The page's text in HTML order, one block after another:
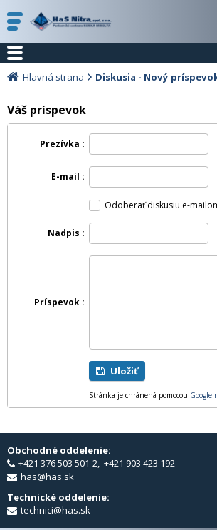
Hlavná strana Diskusia - Nový
Váš príspevok
Prezívka
E-mail
Odoberať diskusiu e-
Nadpis
Príspevok
Uložiť
Stránka je chránená pomocou Google
Obchodné oddelenie:
+421 376 503 501-2, +421 903 423 192
has@has.sk
Technické oddelenie:
technici@has.sk